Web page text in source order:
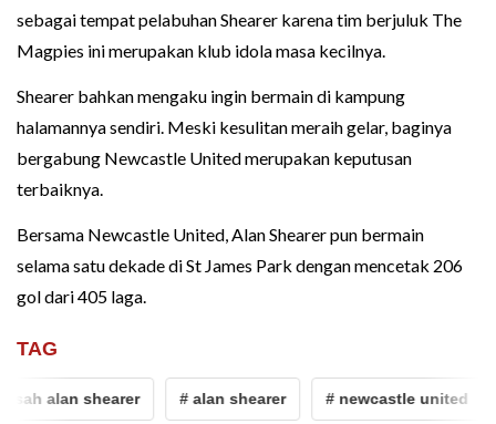
sebagai tempat pelabuhan Shearer karena tim berjuluk The
Magpies ini merupakan klub idola masa kecilnya.
Shearer bahkan mengaku ingin bermain di kampung
halamannya sendiri. Meski kesulitan meraih gelar, baginya
bergabung Newcastle United merupakan keputusan
terbaiknya.
Bersama Newcastle United, Alan Shearer pun bermain
selama satu dekade di St James Park dengan mencetak 206
gol dari 405 laga.
TAG
alan shearer # alan shearer # newcastle united